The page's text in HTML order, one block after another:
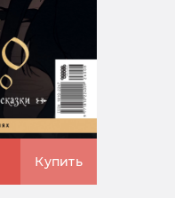
Купить